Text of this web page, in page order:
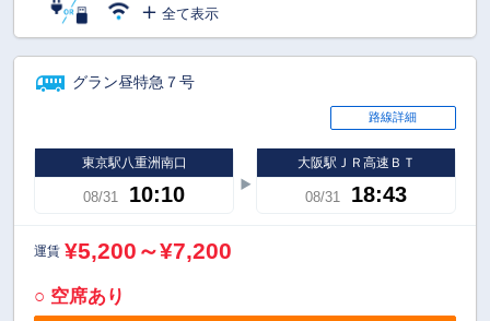
全て表示
グラン昼特急７号
路線詳細
東京駅八重洲南口
08/31 10:10
大阪駅ＪＲ高速ＢＴ
08/31 18:43
運賃 ¥5,200～¥7,200
○ 空席あり